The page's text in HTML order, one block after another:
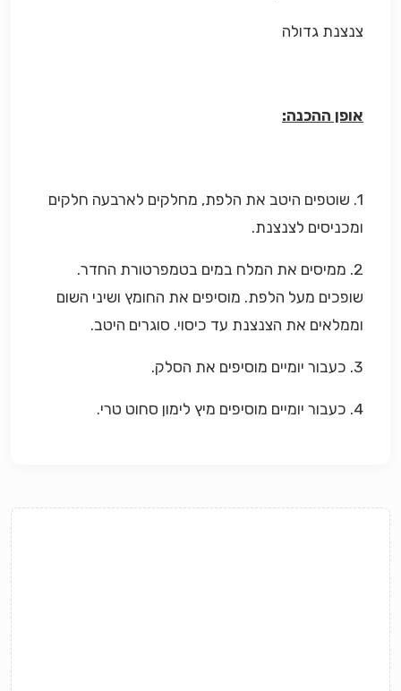
צנצנת גדולה
אופן ההכנה:
1. שוטפים היטב את הלפת, מחלקים לארבעה חלקים
ומכניסים לצנצנת.
2. ממיסים את המלח במים בטמפרטורת החדר.
שופכים מעל הלפת. מוסיפים את החומץ ושיני השום
וממלאים את הצנצנת עד כיסוי. סוגרים היטב.
3. כעבור יומיים מוסיפים את הסלק.
4. כעבור יומיים מוסיפים מיץ לימון סחוט טרי.